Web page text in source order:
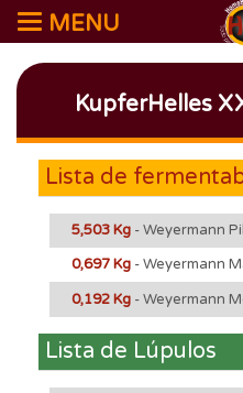
MENU
KupferHelles
Lista de
5,503 Kg - Weyermann
0,697 Kg - Weyermann
0,192 Kg - Weyermann
Lista de Lúpulos